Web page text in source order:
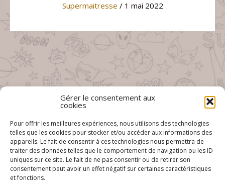
Gérer le consentement aux
cookies
Pour offrir les meilleures expériences, nous utilisons des technologies
telles que les cookies pour stocker et/ou accéder aux informations des
appareils. Le fait de consentir à ces technologies nous permettra de
traiter des données telles que le comportement de navigation ou les ID
uniques sur ce site. Le fait de ne pas consentir ou de retirer son
consentement peut avoir un effet négatif sur certaines caractéristiques
et fonctions.
Supermaitresse / 1 mai 2022